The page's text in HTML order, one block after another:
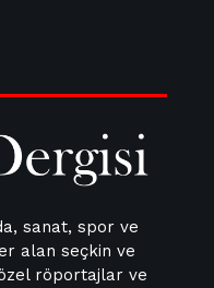
sanat, spor ve
alan seçkin ve
röportajlar ve